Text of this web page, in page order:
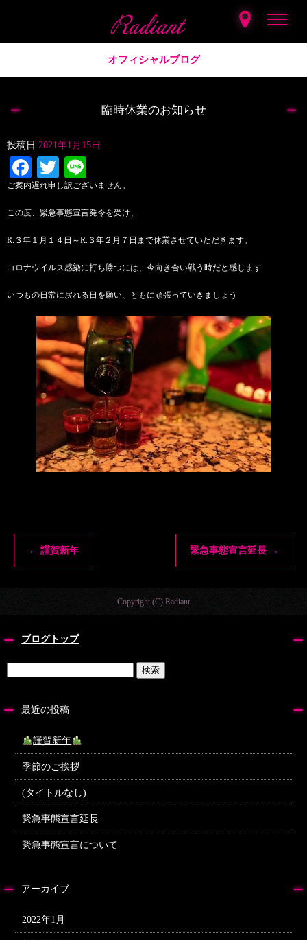
オフィシャルブログ
臨時休業のお知らせ
投稿日 2021年1月15日
Facebook
Twitter
ご案内遅れ申し訳ございません。
この度、緊急事態宣言発令を受け、
R.３年１月１４日～R.３年２月７日まで休業させていただきます。
コロナウイルス感染に打ち勝つには、今向き合い戦う時だと感じます
いつもの日常に戻れる日を願い、ともに頑張っていきましょう
← 謹賀新年 緊急事態宣言延長 →
Copyright (C) Radiant
ブログトップ
最近の投稿
謹賀新年
季節のご挨拶
(タイトルなし)
緊急事態宣言延長
緊急事態宣言について
アーカイブ
2022年1月